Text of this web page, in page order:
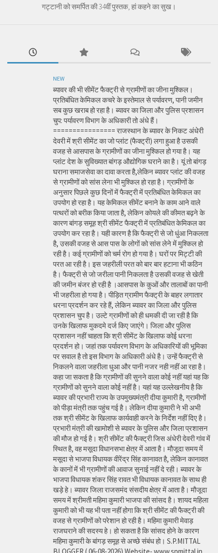
गट्टानी को समर्पित की 34वीं पुस्तक, हां कहने का सुख।
NEW
ब्यावर की भी सीमेंट फैक्ट्री से ग्रामीणों का जीना मुश्किल।
प्रतिबंधित केमिकल कचरे के इस्तेमाल से पर्यावरण, पानी जमीन
सब कुछ खराब हो रहा है। ब्यावर का जिला और पुलिस प्रशासन
चुप: पर्यावरण विभाग के अधिकारी तो अंधे हैं।
================ राजस्थान के ब्यावर के निकट अंधेरी
देवरी में श्री सीमेंट का जो प्लांट (फैक्ट्री) लगा हुआ है उसकी
वजह से आसपास के ग्रामीणों का जीना मुश्किल हो गया है। यह
प्लांट देश के सुविख्यात बांगड़ औद्योगिक घराने का है। यूं तो बांगड़
घराना समाजसेवा का दावा करता है,लेकिन ब्यावर प्लांट की वजह
से ग्रामीणों को सांस लेना भी मुश्किल हो रहा है। ग्रामीणों के
अनुसार पिछले कुछ दिनों में फैक्ट्री में प्रतिबंधित केमिकल का
उपयोग हो रहा है। यह केमिकल सीमेंट बनाने के काम आने वाले
पत्थरों को बरीक किया जाता है, लेकिन कोयले की कीमत बढ़ने के
कारण बांगड़ समूह श्री सीमेंट फैक्ट्री में प्रतिबंधित केमिकल का
उपयोग कर रहा है। यही कारण है कि फैक्ट्री से जो धुंआ निकलता
है, उसकी वजह से आस पास के लोगों को सांस लेने में मुश्किल हो
रही है। कई ग्रामीणों को चर्म रोग हो गया है। घरों पर मिट्टी की
परत आ रही है। इस जहरीली परत को बार बार हटाना भी कठिन
है। फैक्ट्री से जो जरीला पानी निकलता है उसकी वजह से खेती
की जमीन बंजर हो रही है ।आसपास के कुओं और तालाबों का पानी
भी जहरीला हो गया है। पीड़ित ग्रामीण फैक्ट्री के बाहर लगातार
धरना प्रदर्शन कर रहे हैं, लेकिन ब्यावर का जिला और पुलिस
प्रशासन चुप है। उल्टे ग्रामीणों को ही धमकी दी जा रही है कि
उनके खिलाफ मुकदमे दर्ज किए जाएंगे। जिला और पुलिस
प्रशासन नहीं चाहता कि श्री सीमेंट के खिलाफ कोई धरना
प्रदर्शन हो। जहां तक पर्यावरण विभाग के अधिकारियों की भूमिका
पर सवाल है तो इस विभाग के अधिकारी अंधे है। उन्हें फैक्ट्री से
निकलने वाला जहरीला धुआ और पानी नजर नही नहीं आ रहा है।
कहा जा सकता है कि ग्रामीणों की सुनने वाला कोई नहीं यहां यह कि
ग्रामीणों को सुनने वाला कोई नहीं है। यहां यह उल्लेखनीय है कि
ब्यावर की प्रभारी राज्य के उपमुख्यमंत्री दीया कुमारी है, ग्रामीणों
को पीड़ा मंत्री तक पहुंच गई है। लेकिन दीया कुमारी ने भी अभी
तक श्री सीमेंट के खिलाफ कार्यवाही करने के निर्देश नहीं दिए है।
प्रभारी मंत्री की खामोशी से ब्यावर के पुलिस और जिला प्रशासन
की मौज हो गई है। श्री सीमेंट की फैक्ट्री जिस अंधेरी देवरी गांव में
स्थित है, वह मसूदा विधानसभा क्षेत्र में आता है। मौजूदा समय में
मसूदा से भाजपा विधायक वीरेंद्र सिंह कानावत है, लेकिन कानावत
के कानों में भी ग्रामीणों की आवाज सुनाई नहीं दे रही। ब्यावर के
भाजपा विधायक शंकर सिंह रावत भी विधायक कानावत के साथ ही
खड़े हे। ब्यावर जिला राजसमंद संसदीय क्षेत्र में आता है। मौजूदा
समय में श्रीमती महिमा कुमारी भाजपा की सांसद है। शायद महिला
कुमारी को भी यह भी पता नहीं होगा कि श्री सीमेंट की फैक्ट्री की
वजह से ग्रामीणों को परेशान हो रही है। महिमा कुमारी मेवाड़
राजघराने की सदस्य हे। हो सकता है कि सांसद होने के कारण
महिमा कुमारी के बांगड़ समूह से अच्छे संबंध हो। S.P.MITTAL